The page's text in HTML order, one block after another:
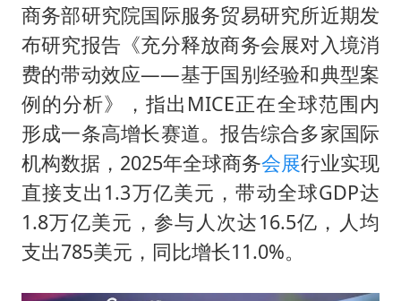
蒯曼挺进WTT横滨冠军赛女单四强
构建更高水平的全民健身公共服务体系
商务部研究院国际服务贸易研究所近期发
布研究报告《充分释放商务会展对入境消
费的带动效应——基于国别经验和典型案
例的分析》，指出MICE正在全球范围内
形成一条高增长赛道。报告综合多家国际
机构数据，2025年全球商务会展行业实现
直接支出1.3万亿美元，带动全球GDP达
1.8万亿美元，参与人次达16.5亿，人均
支出785美元，同比增长11.0%。